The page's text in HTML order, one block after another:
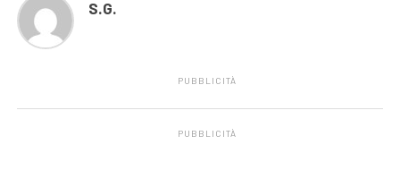
S.G.
PUBBLICITÀ
PUBBLICITÀ